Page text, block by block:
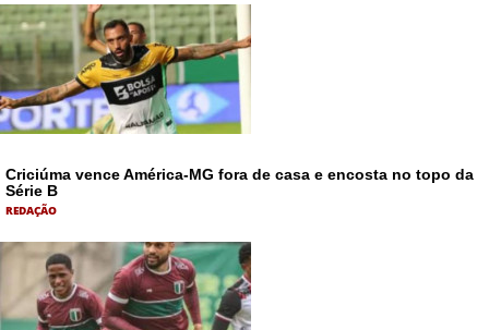
Criciúma vence América-MG fora de casa e encosta no topo da
Série B
REDAÇÃO